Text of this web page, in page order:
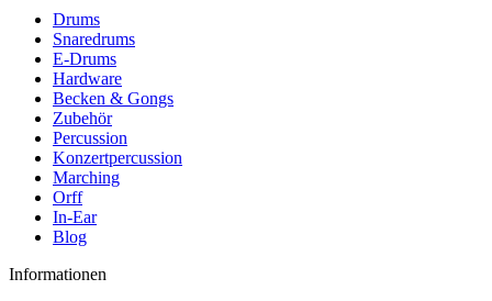
Drums
Snaredrums
E-Drums
Hardware
Becken & Gongs
Zubehör
Percussion
Konzertpercussion
Marching
Orff
In-Ear
Blog
Informationen